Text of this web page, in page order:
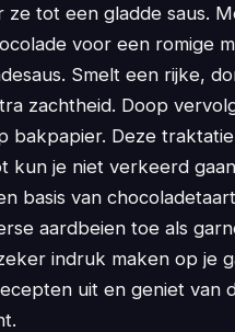
tot een gladde saus.
voor een romige
Smelt een rijke,
zachtheid. Doop
bakpapier. Deze
kun je niet verkeerd
basis van
aardbeien toe als
indruk maken op je
uit en geniet van